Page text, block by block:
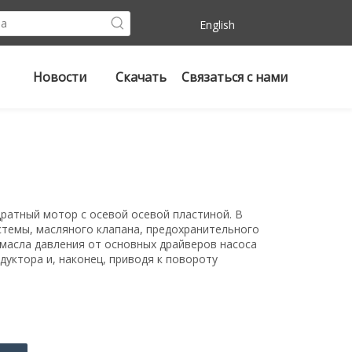
English
Новости Скачать Связаться с нами
мотор с осевой осевой пластиной. В
масляного клапана, предохранительного
давления от основных драйверов насоса
и, наконец, приводя к повороту